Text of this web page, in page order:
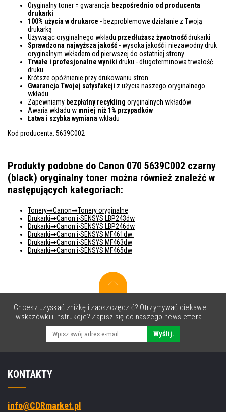
Oryginalny toner = gwarancja bezpośrednio od producenta
drukarki
100% użycia w drukarce - bezproblemowe działanie z Twoją
drukarką
Używając oryginalnego wkładu przedłużasz żywotnośćdrukarki
Sprawdzona najwyższa jakość - wysoka jakość i niezawodny druk
oryginalnym wkładem od pierwszej do ostatniej strony
Trwałe i profesjonalne wyniki druku - długoterminowa trwałość
druku
Krótsze opóźnienie przy drukowaniu stron
Gwarancja Twojej satysfakcji z użycia naszego oryginalnego
wkładu
Zapewniamy bezpłatny recykling oryginalnych wkładów
Awaria wkładu w mniej niż 1% przypadków
Łatwa i szybka wymiana wkładu
Kod producenta: 5639C002
Produkty podobne do Canon 070 5639C002 czarny
(black) oryginalny toner można również znaleźć w
następujących kategoriach:
Tonery Canon
Tonery oryginalne
Drukarki
Canon i-SENSYS LBP243dw
Drukarki
Canon i-SENSYS LBP246dw
Drukarki
Canon i-SENSYS MF461dw
Drukarki
Canon i-SENSYS MF463dw
Drukarki
Canon i-SENSYS MF465dw
Chcesz uzyskać zniżkę i zaoszczędzić? Otrzymywać ciekawe
wskazówki i instrukcje? Zapisz się do naszego newslettera.
Wyślij.
KONTAKTY
info@CDRmarket.pl